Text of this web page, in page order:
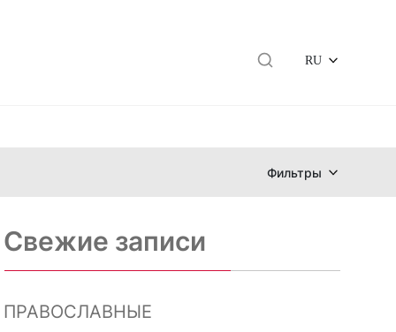
RU
Фильтры
Свежие записи
ПРАВОСЛАВНЫЕ